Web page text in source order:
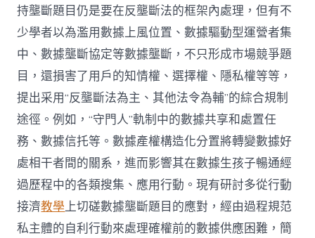
持壟斷題目仍是要在反壟斷法的框架內處理，但有不
少學者以為濫用數據上風位置、數據驅動型運營者集
中、數據壟斷協定等數據壟斷，不只形成市場競爭題
目，還損害了用戶的知情權、選擇權、隱私權等等，
提出采用“反壟斷法為主、其他法令為輔”的綜合規制
途徑。例如，“守門人”軌制中的數據共享和處置任
務、數據信托等。數據產權構造化分置將轉變數據好
處相干者間的關系，進而影響其在數據生孩子暢通經
過歷程中的各類搜集、應用行動。現有研討多從行動
接濟教學上切磋數據壟斷題目的應對，經由過程規范
私主體的自利行動來處理確權前的數據供應困難，簡